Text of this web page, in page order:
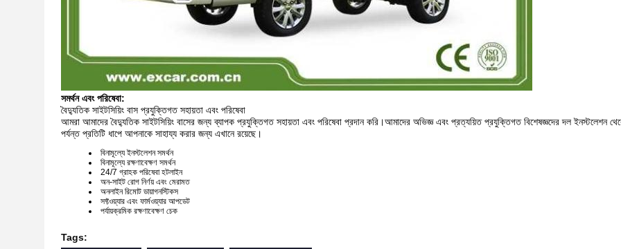
সমর্থন এবং পরিষেবা:
বৈদ্যুতিক সাইটসিয়িং বাস প্রযুক্তিগত সহায়তা এবং পরিষেবা
আমরা আমাদের বৈদ্যুতিক সাইটসিয়িং বাসের জন্য ব্যাপক প্রযুক্তিগত সহায়তা এবং পরিষেবা প্রদান করি।আমাদের অভিজ্ঞ এবং প্রত্যয়িত প্রযুক্তিগত বিশেষজ্ঞদের দল ইনস্টলেশন
পর্যন্ত প্রতিটি ধাপে আপনাকে সাহায্য করার জন্য এখানে রয়েছে।
বিনামূল্যে ইনস্টলেশন সমর্থন
বিনামূল্যে রক্ষণাবেক্ষণ সমর্থন
24/7 গ্রাহক পরিষেবা হটলাইন
অন-সাইট রোগ নির্ণয় এবং মেরামত
অনলাইন রিমোট ডায়াগনস্টিকস
সফ্টওয়্যার এবং ফার্মওয়্যার আপডেট
পর্যায়ক্রমিক রক্ষণাবেক্ষণ চেক
Tags: